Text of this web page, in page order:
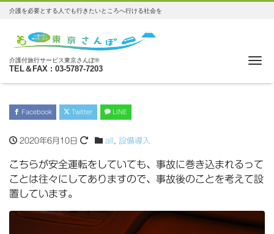
介護を必要とする人でも行きたいところへ行ける社会を
介護付旅行サービス東京さんぽ®
TEL＆FAX : 03-5787-7203
Facebook Twitter LINE
2020年6月10日 all 設備導入
こちらが安全運転をしていても、事故に巻き込まれるって
ことは往々にしてありますので、事故後のことを考えて設
置しています。